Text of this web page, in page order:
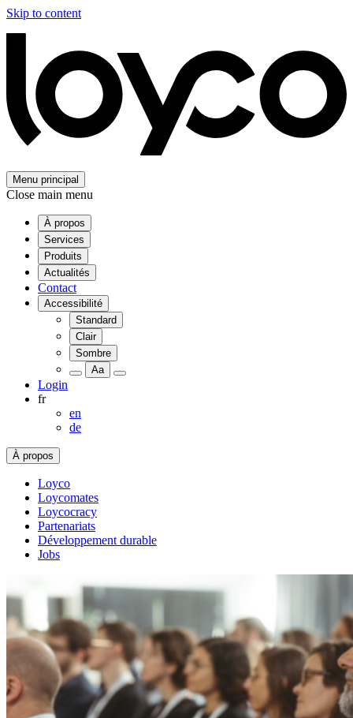
Skip to content
Menu principal
Close main menu
À propos
Services
Produits
Actualités
Contact
Accessibilité
Standard
Clair
Sombre
Aa
Login
fr
en
de
À propos
Loyco
Loycomates
Loycocracy
Partenariats
Développement durable
Jobs